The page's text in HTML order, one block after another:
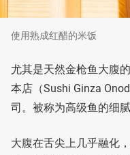
使用熟成红醋的米饭
尤其是天然金枪鱼大腹
本店（Sushi Ginza
司。被称为高级鱼的细
大腹在舌尖上几乎融化